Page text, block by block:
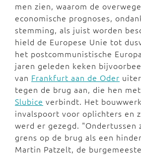
men zien, waarom de
economische prognoses,
stemming, als juist worden
hield de Europese Unie tot
het postcommunistische
jaren geleden keken
van Frankfurt aan de Oder
tegen de brug aan, die hen
Slubice verbindt. Het
invalspoort voor oplichters en
werd er gezegd. "Ondertussen
grens op de brug als een
Martin Patzelt, de